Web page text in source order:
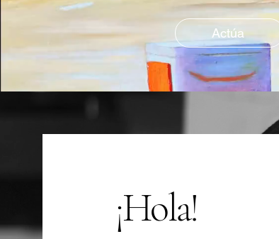
Actúa
¡Hola!